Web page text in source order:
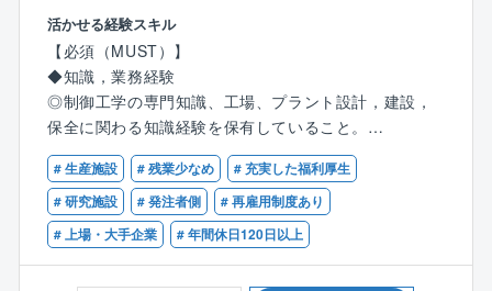
◎特高受配電設備を含め、発変電,配電設備など、電気
インフラ設備全般の設計に携わることができます。
◎企画,開発の初期段階からプロジェクトに関わり、自
分の意見やアイデアを提案して反映させることができ
ます。
◎電気設備の専門知識に加え、プロジェクト全体の流
れや関係部門との連携など、幅広い知識や経験を積む
ことができます。
◎建設したプラントの完成後も、運転状況の確認や設
備改造、不具合対応など、長期的にプロジェクトに携
わることで、電気エンジニアとしてのキャリアアップ
ラントの安全性,効率性,信頼性を支える重要な役割を担
っています。これらの業務を通じて、プラントの安全,
安定稼働と品質向上に貢献することが私たちの使命で
す。
＜担当業務＞
実務担当者として、プラントエンジニアリング業務を
実施するポジション。
将来的には部下を率いてエンジニアリング業務を推進
する。
活かせる経験スキル
【必須（MUST）】
◆知識，業務経験
◎制御工学の専門知識、工場、プラント設計，建設，
保全に関わる知識経験を保有していること。
◎環境、保安、安全関係法令について一定の知識，経
験を持っていること。
【歓迎（WANT）】
◆知識，業務経験
# 生産施設 # 残業少なめ
# 充実した福利厚生
# 研究施設
# 発注者側
# 再雇用制度あり
# 上場・大手企業
# 年間休日120日以上